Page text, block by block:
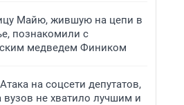
Майю, жившую на цепи в
познакомили с
медведем Фиником
на соцсети депутатов,
не хватило лучшим и